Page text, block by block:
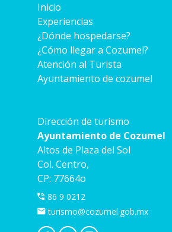
Inicio
Experiencias
¿Dónde hospedarse?
¿Cómo llegar a Cozumel?
Atención al Turista
Ayuntamiento de cozumel
Dirección de turismo
Ayuntamiento de Cozumel
Altos de Plaza del Sol
Col. Centro,
CP: 77664o
86 9 0212
turismo@cozumel.gob.mx